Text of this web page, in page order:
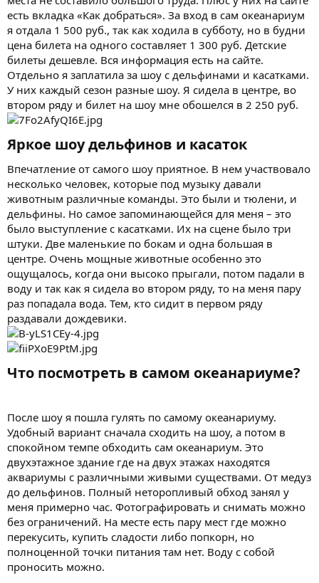
есть вкладка «Как добраться». За вход в сам океанариум
я отдала 1 500 руб., так как ходила в субботу, но в будни
цена билета на одного составляет 1 300 руб. Детские
билеты дешевле. Вся информация есть на сайте.
Отдельно я заплатила за шоу с дельфинами и касатками.
У них каждый сезон разные шоу. Я сидела в центре, во
втором ряду и билет на шоу мне обошелся в 2 250 руб.
Яркое шоу дельфинов и касаток​
Впечатление от самого шоу приятное. В нем участвовало
несколько человек, которые под музыку давали
животным различные команды. Это были и тюлени, и
дельфины. Но самое запоминающейся для меня – это
было выступление с касатками. Их на сцене было три
штуки. Две маленькие по бокам и одна большая в
центре. Очень мощные животные особенно это
ощущалось, когда они высоко прыгали, потом падали в
воду и так как я сидела во втором ряду, то на меня пару
раз попадала вода. Тем, кто сидит в первом ряду
раздавали дождевики.
Что посмотреть в самом океанариуме?​
После шоу я пошла гулять по самому океанариуму.
Удобный вариант сначала сходить на шоу, а потом в
спокойном темпе обходить сам океанариум. Это
двухэтажное здание где на двух этажах находятся
аквариумы с различными живыми существами. От медуз
до дельфинов. Полный неторопливый обход занял у
меня примерно час. Фотографировать и снимать можно
без ограничений. На месте есть пару мест где можно
перекусить, купить сладости либо попкорн, но
полноценной точки питания там нет. Воду с собой
проносить можно.